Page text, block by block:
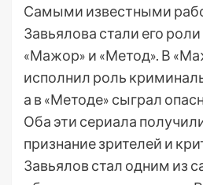
Самыми известными
Завьялова стали его
«Мажор» и «Метод». В
исполнил роль
а в «Методе» сыграл
Оба эти сериала
признание зрителей и
Завьялов стал одним из